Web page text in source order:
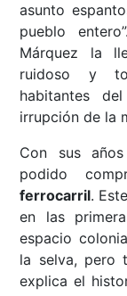
asunto
pueblo
Márquez la
ruidoso y
habitantes
irrupción de la
Con sus
podido
ferrocarril.
en las
espacio
la selva, pero
explica el